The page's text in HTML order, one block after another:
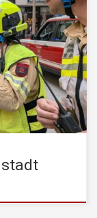
alarmiert.
nicht von
im gleichen
Ursache für die
offenes Feuer